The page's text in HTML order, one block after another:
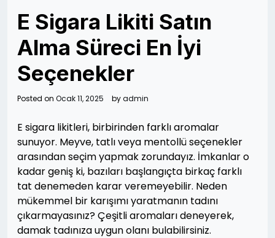
E Sigara Likiti Satın
Alma Süreci En İyi
Seçenekler
Posted on Ocak 11, 2025 byadmin
E sigara likitleri, birbirinden farklı aromalar
sunuyor. Meyve, tatlı veya mentollü seçenekler
arasından seçim yapmak zorundayız. İmkanlar o
kadar geniş ki, bazıları başlangıçta birkaç farklı
tat denemeden karar veremeyebilir. Neden
mükemmel bir karışımı yaratmanın tadını
çıkarmayasınız? Çeşitli aromaları deneyerek,
damak tadınıza uygun olanı bulabilirsiniz.